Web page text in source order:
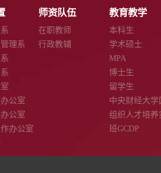
理系
公室
公室
办公室
师资队伍
在职教师
行政教辅
教育教学
本科生
学术硕士
MPA
博士生
留学生
中央财经大学
组织人才培养
班GCDP